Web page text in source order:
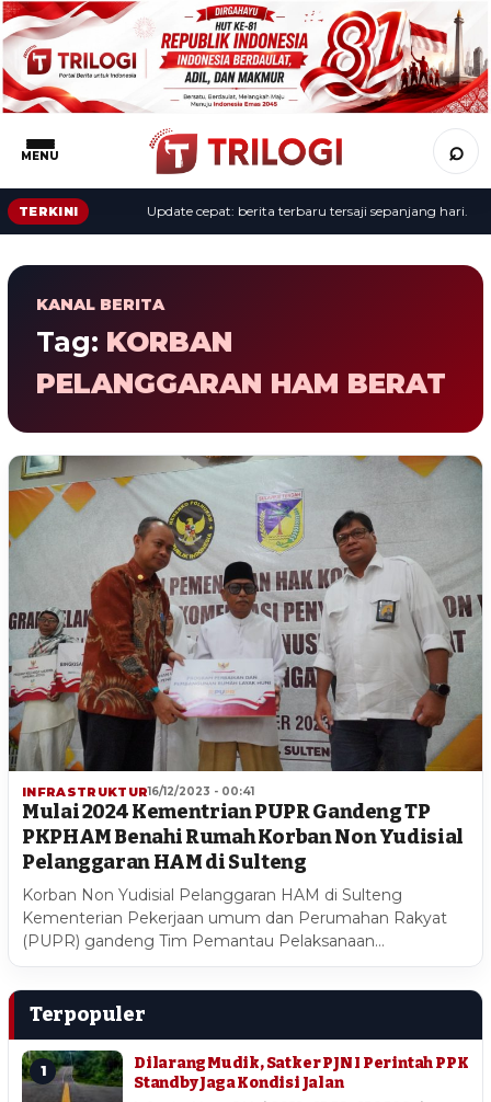
MENU ⌕
TERKINI Update cepat: berita terbaru tersaji sepanjang hari.
KANAL BERITA
Tag: KORBAN
PELANGGARAN HAM BERAT
INFRASTRUKTUR16/12/2023 - 00:41
Mulai 2024 Kementrian PUPR Gandeng TP
PKPHAM Benahi Rumah Korban Non Yudisial
Pelanggaran HAM di Sulteng
Korban Non Yudisial Pelanggaran HAM di Sulteng
Kementerian Pekerjaan umum dan Perumahan Rakyat
(PUPR) gandeng Tim Pemantau Pelaksanaan…
Terpopuler
1
Dilarang Mudik, Satker PJN I Perintah PPK
Standby Jaga Kondisi Jalan